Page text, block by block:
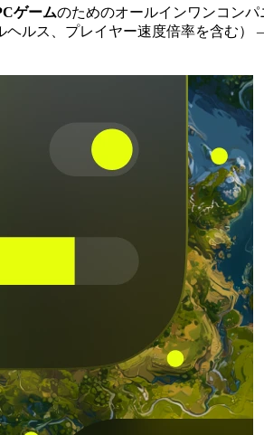
ゲームのためのオールインワンコンパ
ルス、プレイヤー速度倍率を含む）